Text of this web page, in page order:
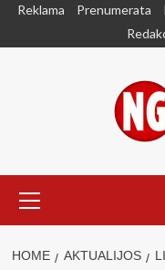
SkipReklama Prenumerata
Menu
HOME AKTUALIJOS